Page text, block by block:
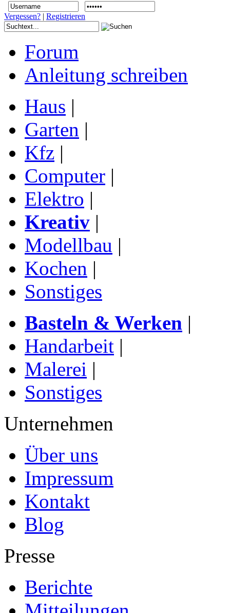
Vergessen? | Registrieren
Forum
Anleitung schreiben
Haus |
Garten |
Kfz |
Computer |
Elektro |
Kreativ |
Modellbau |
Kochen |
Sonstiges
Basteln & Werken |
Handarbeit |
Malerei |
Sonstiges
Unternehmen
Über uns
Impressum
Kontakt
Blog
Presse
Berichte